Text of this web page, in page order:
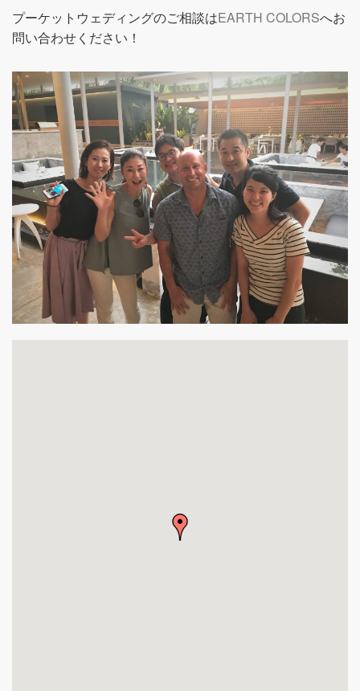
プーケットウェディングのご相談はEARTH COLORSへお
問い合わせください！